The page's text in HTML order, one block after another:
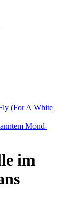
(For A White
Mond-
im